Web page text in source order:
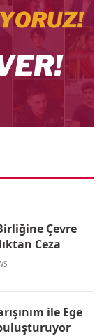
Çevre
Ceza
ile Ege